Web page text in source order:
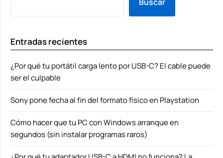
Buscar
Entradas recientes
¿Por qué tu portátil carga lento por USB-C? El cable puede
ser el culpable
Sony pone fecha al fin del formato físico en Playstation
Cómo hacer que tu PC con Windows arranque en
segundos (sin instalar programas raros)